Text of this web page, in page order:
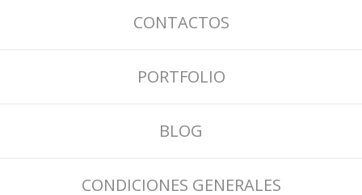
CONTACTOS
PORTFOLIO
BLOG
CONDICIONES GENERALES